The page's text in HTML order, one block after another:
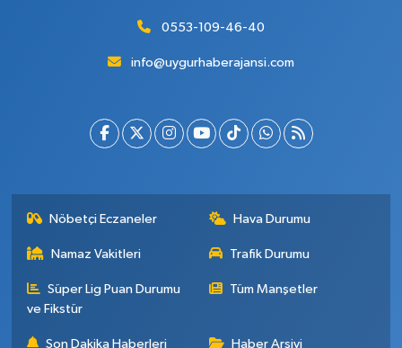
0553-109-46-40
info@uygurhaberajansi.com
Nöbetçi Eczaneler Hava Durumu
Namaz Vakitleri Trafik Durumu
Süper Lig Puan Durumu
ve Fikstür
Tüm Manşetler
Son Dakika Haberleri Haber Arşivi